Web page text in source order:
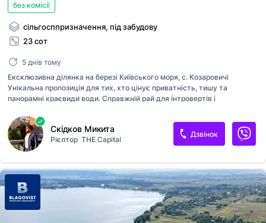
без комісії
сільгосппризначення, під забудову
23 сот
5 днів тому
Ексклюзивна ділянка на березі Київського моря, с. Козаровичі
Унікальна пропозиція для тих, хто цінує приватність, тишу та
панорамні краєвиди води. Справжній рай для інтровертів і
сторін, з прямим виходом на власний пляж. Площа ділянки — 23
сотки. 7.69 сотки: землі житлової та громадської забудови. 16.16
сотки: землі сільськогосподарського призначення. Додатково
можливо придбати: 18.27 сотки (землі сільськогосподарського
призначення). Будівельна готовність: - Виконано моноліт; -
Цокольний поверх 150 м²; - Гідроізоляційна подушка; - Висота стелі
— 4,5 м; - Монолітний фундамент 30 см, розрахований на
навантаження до 10 пове...
Скідков Микита
Рієлтор THE Capital
Дзвінок